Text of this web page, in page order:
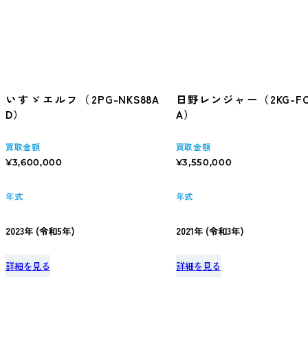
いすゞエルフ（2PG-NKS88A
D）
買取金額
¥3,600,000
年式
2023年 (令和5年)
詳細を見る
日野レンジャー（2KG-
A）
買取金額
¥3,550,000
年式
2021年 (令和3年)
詳細を見る